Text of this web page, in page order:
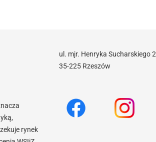
rynek
ul. mjr. Henryka Sucharskiego 2
35-225 Rzeszów